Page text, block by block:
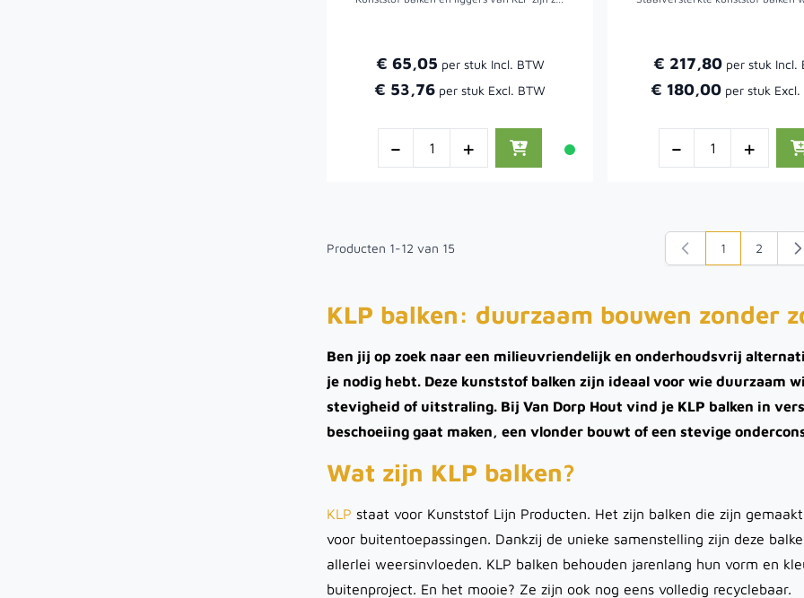
€ 65,05
€ 53,76
- +
€ 217,80
€ 180,00
- +
Producten 1-12 van 15 U lees
1 Pagina
2
KLP balken: duurzaam bouwen zonder
Ben jij op zoek naar een milieuvriendelijk en onderhoudsvrij
je nodig hebt. Deze kunststof balken zijn ideaal voor wie duurzaam
stevigheid of uitstraling. Bij Van Dorp Hout vind je KLP balken in
beschoeiing gaat maken, een vlonder bouwt of een stevige
Wat zijn KLP balken?
KLP staat voor Kunststof Lijn Producten. Het zijn balken die zijn
voor buitentoepassingen. Dankzij de unieke samenstelling zijn deze
allerlei weersinvloeden. KLP balken behouden jarenlang hun vorm en
buitenproject. En het mooie? Ze zijn ook nog eens volledig recyclebaar.